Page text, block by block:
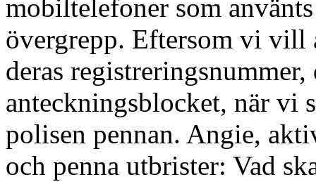
mobiltelefoner som
övergrepp. Eftersom vi vill
deras
anteckningsblocket, när vi
polisen pennan. Angie,
och penna utbrister: Vad